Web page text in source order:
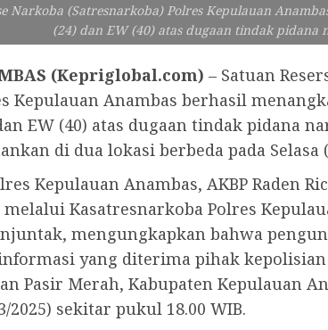
Narkoba (Satresnarkoba) Polres Kepulauan
(24) dan EW (40) atas dugaan tindak pidana
(Kepriglobal.com) – Satuan
Kepulauan Anambas berhasil
EW (40) atas dugaan tindak pidana
di dua lokasi berbeda pada Selasa
Kepulauan Anambas, AKBP Raden
melalui Kasatresnarkoba Polres
mengungkapkan bahwa
yang diterima pihak
Pasir Merah, Kabupaten Kepulauan
2025) sekitar pukul 18.00 WIB.